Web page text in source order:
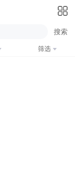
筛选